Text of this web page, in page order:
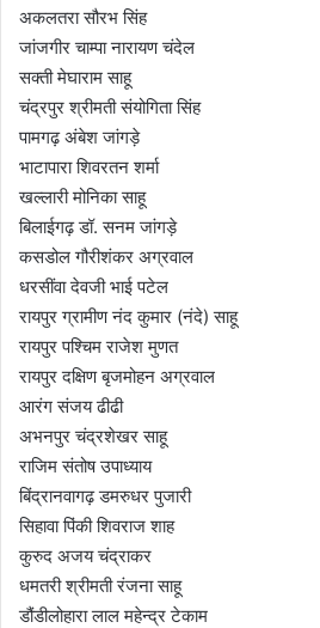
अकलतरा सौरभ सिंह
जांजगीर चाम्पा नारायण चंदेल
सक्ती मेघाराम साहू
चंद्रपुर श्रीमती संयोगिता सिंह
पामगढ़ अंबेश जांगड़े
भाटापारा शिवरतन शर्मा
खल्लारी मोनिका साहू
बिलाईगढ़ डॉ. सनम जांगड़े
कसडोल गौरीशंकर अग्रवाल
धरसींवा देवजी भाई पटेल
रायपुर ग्रामीण नंद कुमार (नंदे) साहू
रायपुर पश्चिम राजेश मुणत
रायपुर दक्षिण बृजमोहन अग्रवाल
आरंग संजय ढीढी
अभनपुर चंद्रशेखर साहू
राजिम संतोष उपाध्याय
बिंद्रानवागढ़ डमरुधर पुजारी
सिहावा पिंकी शिवराज शाह
कुरुद अजय चंद्राकर
धमतरी श्रीमती रंजना साहू
डौंडीलोहारा लाल महेन्द्र टेकाम